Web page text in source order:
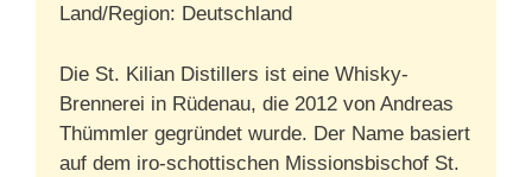
Land/Region: Deutschland
Die St. Kilian Distillers ist eine Whisky-
Brennerei in Rüdenau, die 2012 von Andreas
Thümmler gegründet wurde. Der Name basiert
auf dem iro-schottischen Missionsbischof St.